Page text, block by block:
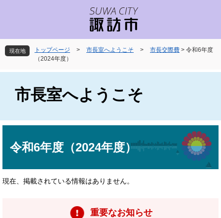
先
頭
を
飛
へ
現在地 トップページ > 市長室へようこそ > 市長交際費 > 令和6年度
（2024年度）
市長室へようこそ
令和6年度（2024年度）
現在、掲載されている情報はありません。
重要なお知らせ